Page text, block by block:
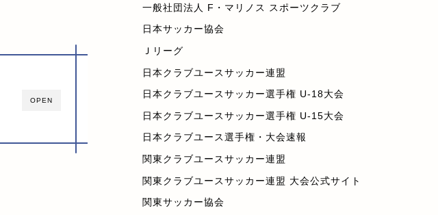
OPEN
一般社団法人 F・マリノス スポーツクラブ
日本サッカー協会
Ｊリーグ
日本クラブユースサッカー連盟
日本クラブユースサッカー選手権 U-18大会
日本クラブユースサッカー選手権 U-15大会
日本クラブユース選手権・大会速報
関東クラブユースサッカー連盟
関東クラブユースサッカー連盟 大会公式サイト
関東サッカー協会